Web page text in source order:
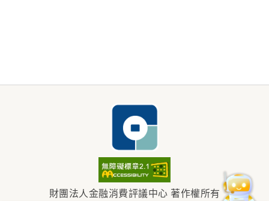
財團法人金融消費評議中心 著作權所有